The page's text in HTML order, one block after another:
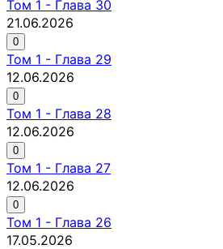
Том 1 - Глава 30
21.06.2026
0
Том 1 - Глава 29
12.06.2026
0
Том 1 - Глава 28
12.06.2026
0
Том 1 - Глава 27
12.06.2026
0
Том 1 - Глава 26
17.05.2026